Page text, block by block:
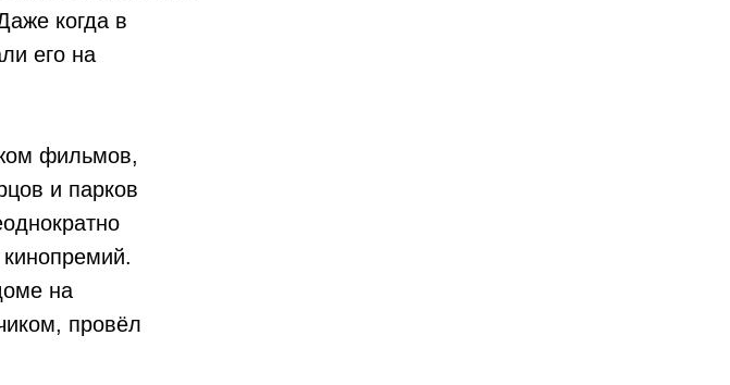
когда в
его на
фильмов,
и парков
на
провёл